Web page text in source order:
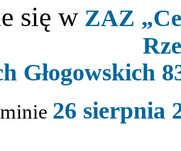
się w ZAZ
Głogowskich
26 sierpnia